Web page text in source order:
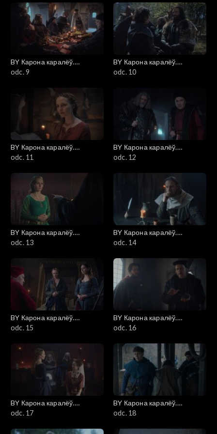
BY Карона каралёў.
Ягелоны (Korona królów.
odc. 9
BY Карона каралёў.
Ягелоны (Korona królów.
odc. 10
BY Карона каралёў.
Ягелоны (Korona królów.
odc. 11
BY Карона каралёў.
Ягелоны (Korona królów.
odc. 12
BY Карона каралёў.
Ягелоны (Korona królów.
odc. 13
BY Карона каралёў.
Ягелоны (Korona królów.
odc. 14
BY Карона каралёў.
Ягелоны (Korona królów.
odc. 15
BY Карона каралёў.
Ягелоны (Korona królów.
odc. 16
BY Карона каралёў.
Ягелоны (Korona królów.
odc. 17
BY Карона каралёў.
Ягелоны (Korona królów.
odc. 18